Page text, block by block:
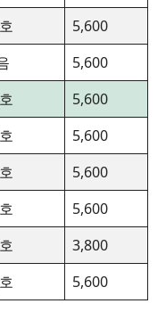
5,600
5,600
5,600
5,600
5,600
5,600
3,800
5,600